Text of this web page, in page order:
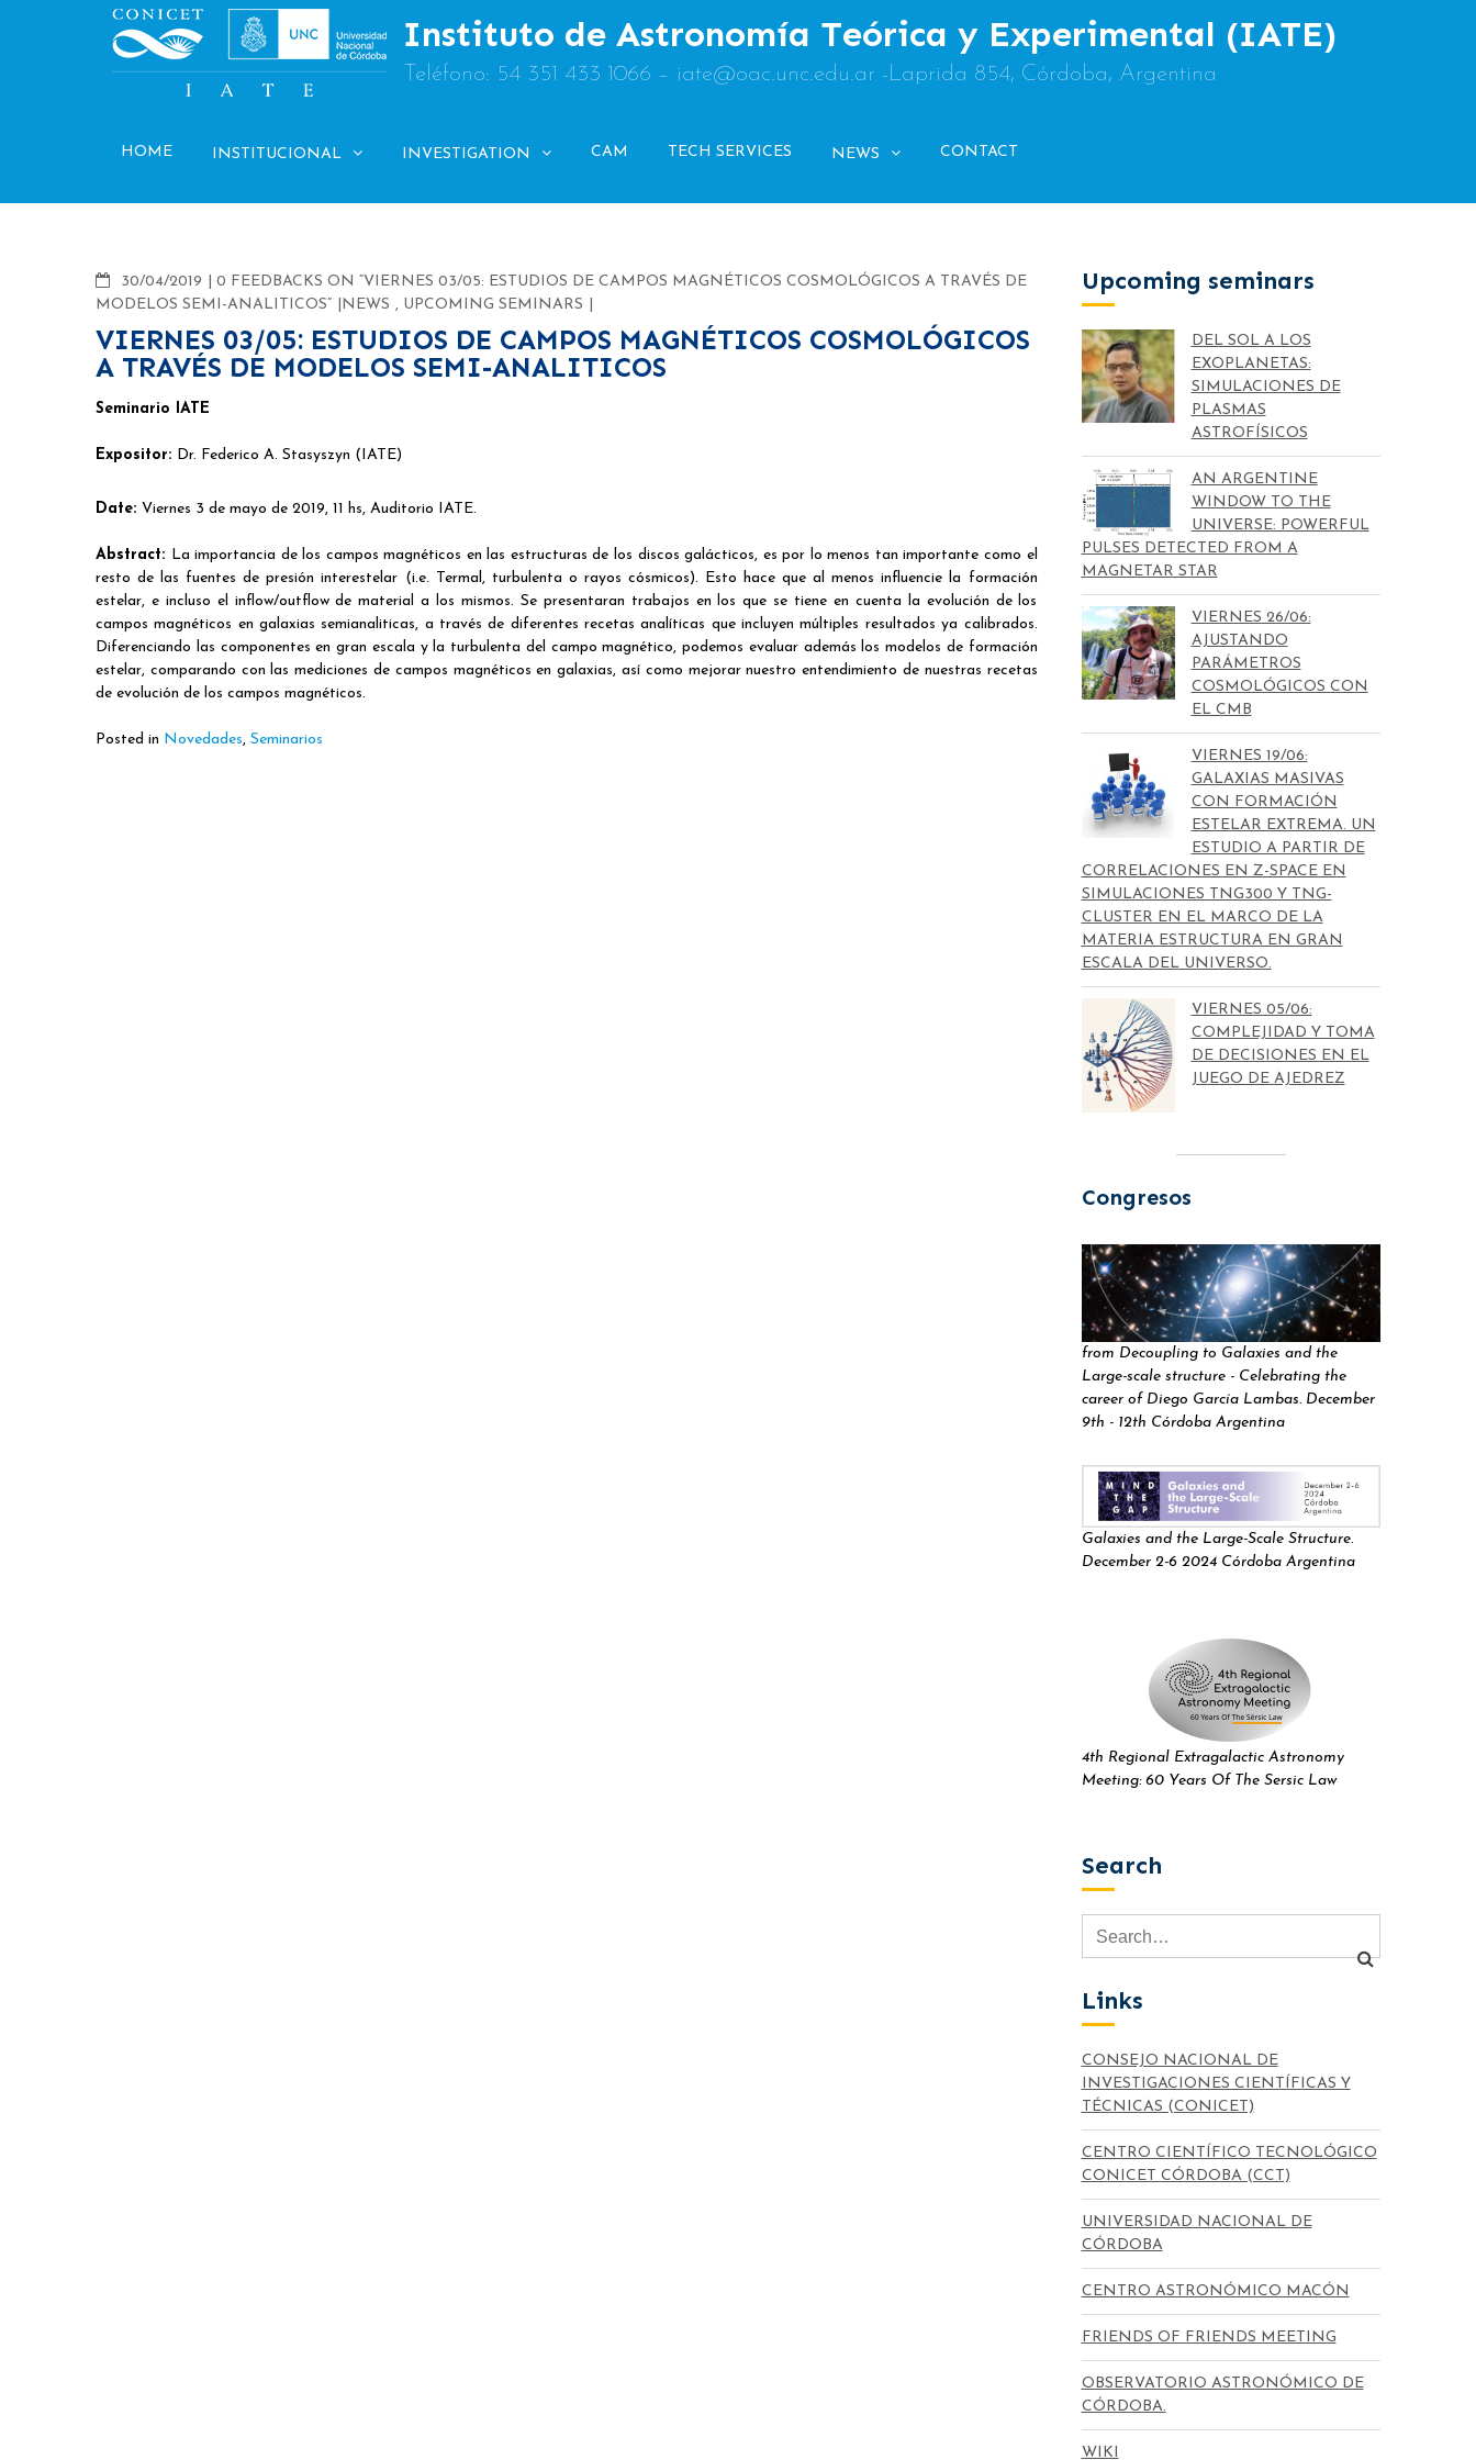
Instituto de Astronomía Teórica y Experimental (IATE)
Teléfono: 54 351 433 1066 – iate@oac.unc.edu.ar -Laprida 854, Córdoba, Argentina
HOME INSTITUCIONAL INVESTIGATION CAM TECH SERVICES NEWS CONTACT
30/04/2019 COMMENTS
0 FEEDBACKS ON “VIERNES 03/05: ESTUDIOS DE CAMPOS MAGNÉTICOS COSMOLÓGICOS A TRAVÉS DE
MODELOS SEMI-ANALITICOS”
NEWS , UPCOMING SEMINARS
VIERNES 03/05: ESTUDIOS DE CAMPOS MAGNÉTICOS COSMOLÓGICOS
A TRAVÉS DE MODELOS SEMI-ANALITICOS
Seminario IATE
Expositor: Dr. Federico A. Stasyszyn (IATE)
Date: Viernes 3 de mayo de 2019, 11 hs, Auditorio IATE.
Abstract: La importancia de los campos magnéticos en las estructuras de los discos galácticos, es por lo menos tan importante como el
resto de las fuentes de presión interestelar (i.e. Termal, turbulenta o rayos cósmicos). Esto hace que al menos influencie la formación
estelar, e incluso el inflow/outflow de material a los mismos. Se presentaran trabajos en los que se tiene en cuenta la evolución de los
campos magnéticos en galaxias semianaliticas, a través de diferentes recetas analíticas que incluyen múltiples resultados ya calibrados.
Diferenciando las componentes en gran escala y la turbulenta del campo magnético, podemos evaluar además los modelos de formación
estelar, comparando con las mediciones de campos magnéticos en galaxias, así como mejorar nuestro entendimiento de nuestras recetas
de evolución de los campos magnéticos.
Posted in Novedades, Seminarios
Upcoming seminars
DEL SOL A LOS
EXOPLANETAS:
SIMULACIONES DE
PLASMAS
ASTROFÍSICOS
AN ARGENTINE
WINDOW TO THE
UNIVERSE: POWERFUL
PULSES DETECTED FROM A
MAGNETAR STAR
VIERNES 26/06:
AJUSTANDO
PARÁMETROS
COSMOLÓGICOS CON
EL CMB
VIERNES 19/06:
GALAXIAS MASIVAS
CON FORMACIÓN
ESTELAR EXTREMA. UN
ESTUDIO A PARTIR DE
CORRELACIONES EN Z-SPACE EN
SIMULACIONES TNG300 Y TNG-
CLUSTER EN EL MARCO DE LA
MATERIA ESTRUCTURA EN GRAN
ESCALA DEL UNIVERSO.
VIERNES 05/06:
COMPLEJIDAD Y TOMA
DE DECISIONES EN EL
JUEGO DE AJEDREZ
Congresos
from Decoupling to Galaxies and the
Large-scale structure - Celebrating the
career of Diego García Lambas. December
9th - 12th Córdoba Argentina
Galaxies and the Large-Scale Structure.
December 2-6 2024 Córdoba Argentina
4th Regional Extragalactic Astronomy
Meeting: 60 Years Of The Sersic Law
Search
Links
CONSEJO NACIONAL DE
INVESTIGACIONES CIENTÍFICAS Y
TÉCNICAS (CONICET)
CENTRO CIENTÍFICO TECNOLÓGICO
CONICET CÓRDOBA (CCT)
UNIVERSIDAD NACIONAL DE
CÓRDOBA
CENTRO ASTRONÓMICO MACÓN
FRIENDS OF FRIENDS MEETING
OBSERVATORIO ASTRONÓMICO DE
CÓRDOBA.
WIKI